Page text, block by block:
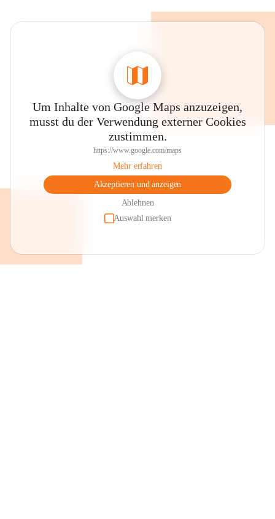
Um Inhalte von Google Maps anzuzeigen,
musst du der Verwendung externer Cookies
zustimmen.
https://www.google.com/maps
Mehr erfahren
Akzeptieren und anzeigen
Ablehnen
Auswahl merken